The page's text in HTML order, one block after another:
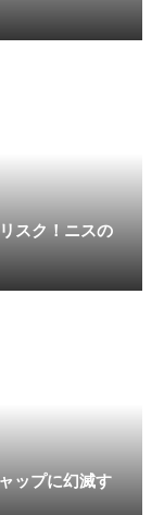
スク！ニスの
ップに幻滅す